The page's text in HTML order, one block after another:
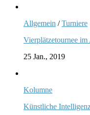
Allgemein /Turniere
Vierplätzetournee
25 Jan., 2019
Kolumne
Künstliche